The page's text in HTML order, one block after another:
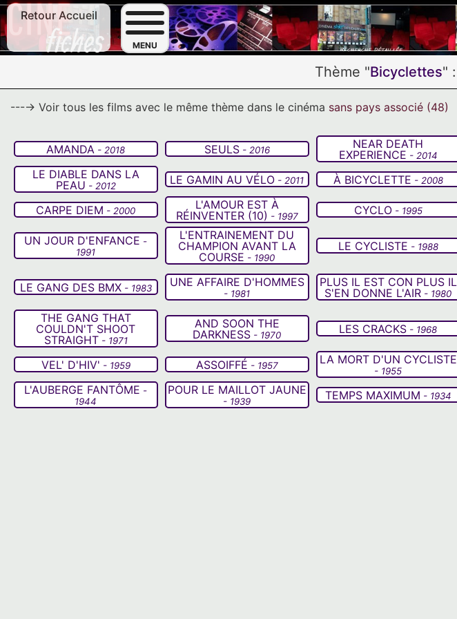
Retour Accueil
MENU
Film Cv
Thème "Bicyclettes" :
---→ Voir tous les films avec le même thème dans le cinéma sans pays associé (48)
AMANDA - 2018 SEULS- 2016
NEAR DEATH
EXPERIENCE - 2014
LE DIABLE DANS LA
PEAU - 2012 LE GAMIN AU VÉLO - 2011 À BICYCLETTE - 2008
CARPE DIEM - 2000
L'AMOUR EST À
RÉINVENTER (10) - 1997 CYCLO- 1995
UN JOUR D'ENFANCE -
1991
L'ENTRAINEMENT DU
CHAMPION AVANT LA
COURSE - 1990
LE CYCLISTE - 1988
LE GANG DES BMX- 1983 UNE AFFAIRE D'HOMMES
- 1981
PLUS IL EST CON PLUS IL
S'EN DONNE L'AIR - 1980
THE GANG THAT
COULDN'T SHOOT
STRAIGHT- 1971
AND SOON THE
DARKNESS - 1970 LES CRACKS - 1968
VEL' D'HIV' - 1959 ASSOIFFÉ - 1957 LA MORT D'UN CYCLISTE
- 1955
L'AUBERGE FANTÔME -
1944
POUR LE MAILLOT JAUNE
- 1939 TEMPS MAXIMUM - 1934